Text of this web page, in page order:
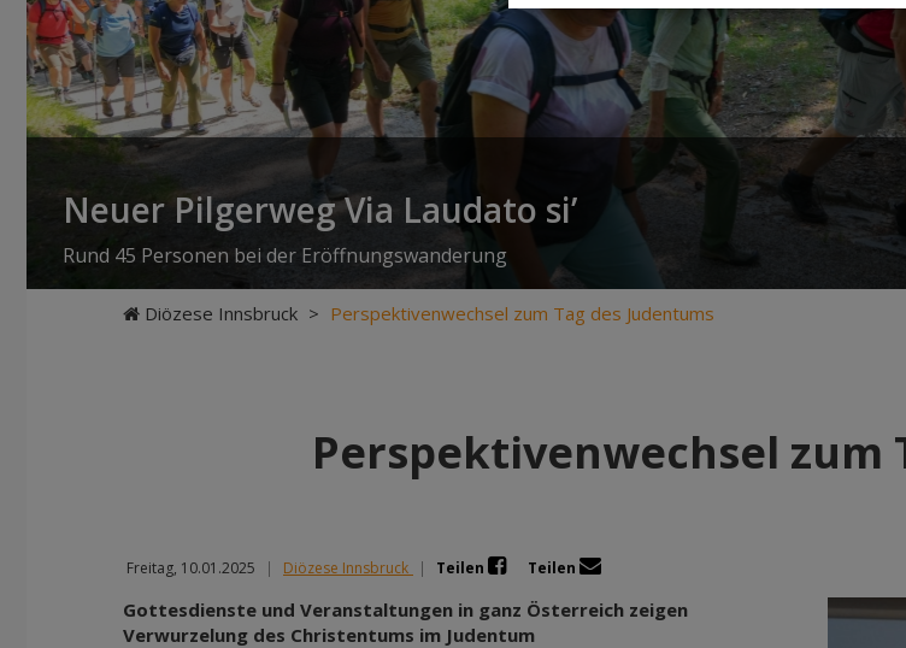
Neuer Pilgerweg Via Laudato si’
Rund 45 Personen bei der Eröffnungswanderung
Diözese Innsbruck > Perspektivenwechsel zum Tag des Judentums
Perspektivenwechsel zum
Freitag, 10.01.2025 | Diözese Innsbruck | Teilen Teilen
Gottesdienste und Veranstaltungen in ganz Österreich zeigen
Verwurzelung des Christentums im Judentum